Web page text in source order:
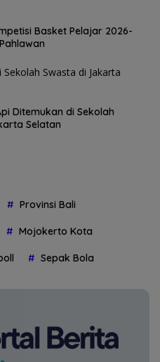
Basket Pelajar 2026-
Ditemukan di Sekolah
Selatan
Provinsi Bali
Mojokerto Kota
Sepak Bola